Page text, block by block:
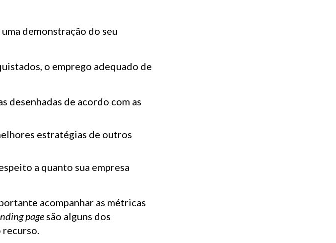
demonstração do seu
o emprego adequado de
desenhadas de acordo com as
estratégias de outros
a quanto sua empresa
acompanhar as métricas
page são alguns dos
recurso.